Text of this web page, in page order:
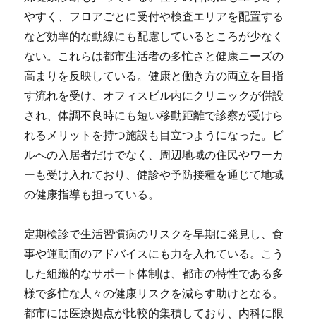
やすく、フロアごとに受付や検査エリアを配置する
など効率的な動線にも配慮しているところが少なく
ない。これらは都市生活者の多忙さと健康ニーズの
高まりを反映している。健康と働き方の両立を目指
す流れを受け、オフィスビル内にクリニックが併設
され、体調不良時にも短い移動距離で診察が受けら
れるメリットを持つ施設も目立つようになった。ビ
ルへの入居者だけでなく、周辺地域の住民やワーカ
ーも受け入れており、健診や予防接種を通じて地域
の健康指導も担っている。
定期検診で生活習慣病のリスクを早期に発見し、食
事や運動面のアドバイスにも力を入れている。こう
した組織的なサポート体制は、都市の特性である多
様で多忙な人々の健康リスクを減らす助けとなる。
都市には医療拠点が比較的集積しており、内科に限